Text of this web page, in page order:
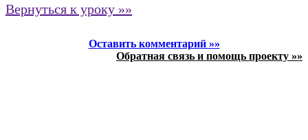
Вернуться к уроку »»
Оставить комментарий »»
Обратная связь и помощь проекту »»